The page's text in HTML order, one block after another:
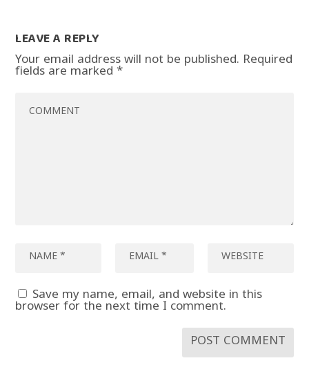
LEAVE A REPLY
Your email address will not be published. Required
fields are marked*
Save my name, email, and website in this
browser for the next time I comment.